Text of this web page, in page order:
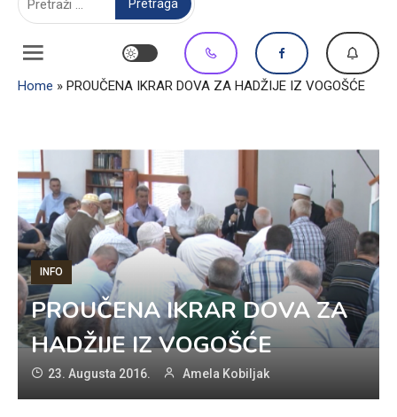
Home » PROUČENA IKRAR DOVA ZA HADŽIJE IZ VOGOŠĆE
INFO
PROUČENA IKRAR DOVA ZA
HADŽIJE IZ VOGOŠĆE
23. Augusta 2016. Amela Kobiljak